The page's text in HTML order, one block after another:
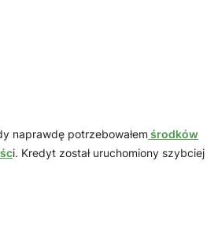
naprawdę potrzebowałem środków
i. Kredyt został uruchomiony szybciej